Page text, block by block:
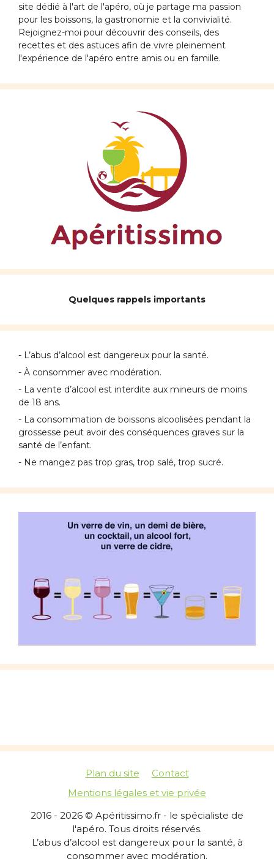
site dédié à l'art de l'apéro, où je partage ma passion
pour les boissons, la gastronomie et la convivialité.
Rejoignez-moi pour découvrir des conseils, des
recettes et des astuces afin de vivre pleinement
l'expérience de l'apéro entre amis ou en famille.
Quelques rappels importants
- L’abus d’alcool est dangereux pour la santé.
- À consommer avec modération.
- La vente d’alcool est interdite aux mineurs de moins
de 18 ans.
- La consommation de boissons alcoolisées pendant la
grossesse peut avoir des conséquences graves sur la
santé de l’enfant.
- Ne mangez pas trop gras, trop salé, trop sucré.
Plan du site
Contact
Mentions légales et vie privée
2016 - 2026 © Apéritissimo.fr - le spécialiste de
l'apéro. Tous droits réservés.
L’abus d’alcool est dangereux pour la santé, à
consommer avec modération.